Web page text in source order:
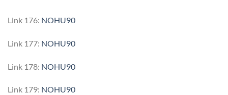
Link 176: NOHU90
Link 177: NOHU90
Link 178: NOHU90
Link 179: NOHU90